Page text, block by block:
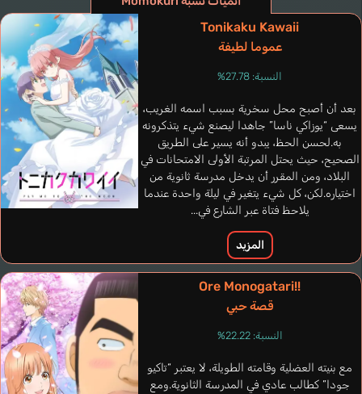
Tonikaku Kawaii
عموما لطيفة
النسبة: 27.78%
بعد أن أصبح محل سخرية بسبب اسمه الغريب،
يسعى “يوزاكي ناسا” جاهدا ليصنع شيء يتذكرونه
به.لحسن الحظ، يبدو أنه يسير على الطريق
الصحيح، حيث يحتل المرتبة الأولى الامتحانات في
البلاد، ومن المقرر أن يدخل مدرسة ثانوية من
اختياره.لكن، كل شيء يتغير في ليلة واحدة عندما
يلاحظ فتاة عبر الشارع في...
المزيد
Ore Monogatari!!
قصة حبي
النسبة: 22.22%
مع بنيته العضلية وقامته الطويلة، لا يعتبر “تاكيو
جودا” كطالب عادي في المدرسة الثانوية.ومع